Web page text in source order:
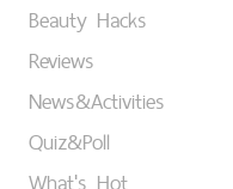
Beauty Hacks
Reviews
News&Activities
Quiz&Poll